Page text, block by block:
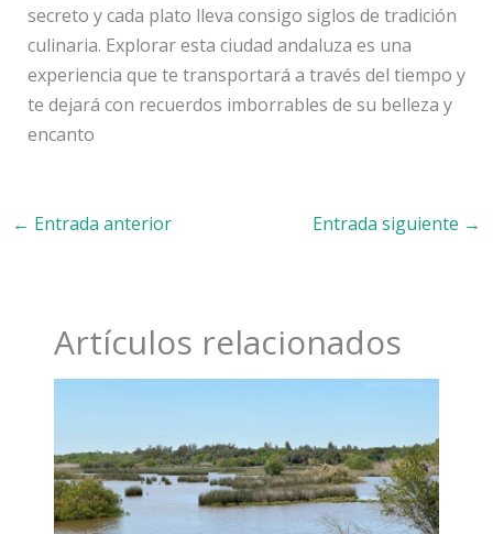
secreto y cada plato lleva consigo siglos de tradición
culinaria. Explorar esta ciudad andaluza es una
experiencia que te transportará a través del tiempo y
te dejará con recuerdos imborrables de su belleza y
encanto
← Entrada anterior Entrada siguiente →
Artículos relacionados